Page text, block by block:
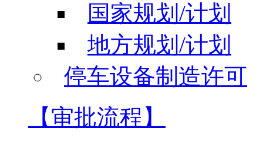
国家规划/计划
地方规划/计划
停车设备制造许可
【审批流程】